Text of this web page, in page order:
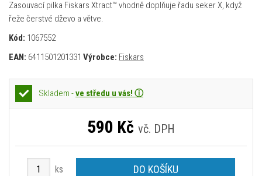
Zasouvací pilka Fiskars Xtract™ vhodně doplňuje řadu seker X, když
řeže čerstvé dževo a větve.
Kód: 1067552
EAN: 6411501201331 Výrobce: Fiskars
Skladem -ve středu u vás! ⓘ
590 Kč vč. DPH
ks DO KOŠÍKU